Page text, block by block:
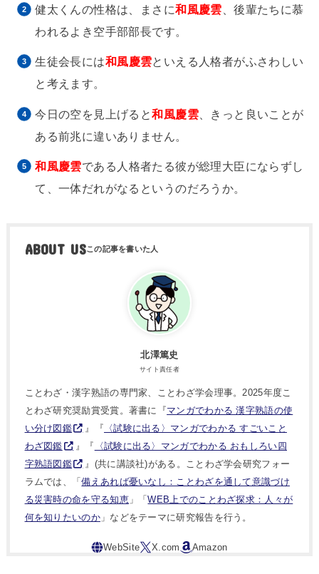
健太くんの性格は、まさに和風慶雲 、後輩たちに慕
われるよき空手部部長です。
生徒会長には和風慶雲といえる人格者がふさわしい
と考えます。
今日の空を見上げると和風慶雲、きっと良いことが
ある前兆に違いありません。
和風慶雲である人格者たる彼が総理大臣にならずし
て、一体だれがなるというのだろうか。
ABOUT US
北澤篤史
サイト責任者
ことわざ・漢字熟語の専門家、ことわざ学会理事。2025年度こ
とわざ研究奨励賞受賞。著書に『マンガでわかる 漢字熟語の使
い分け図鑑
』『 〈試験に出る〉マンガでわかる すごいこと
わざ図鑑
』『
〈試験に出る〉マンガでわかる おもしろい四
字熟語図鑑
』(共に講談社)がある。ことわざ学会研究フォー
ラムでは、「備えあれば憂いなし：ことわざを通して意識づけ
る災害時の命を守る知恵」「WEB上でのことわざ探求：人々が
何を知りたいのか」などをテーマに研究報告を行う。